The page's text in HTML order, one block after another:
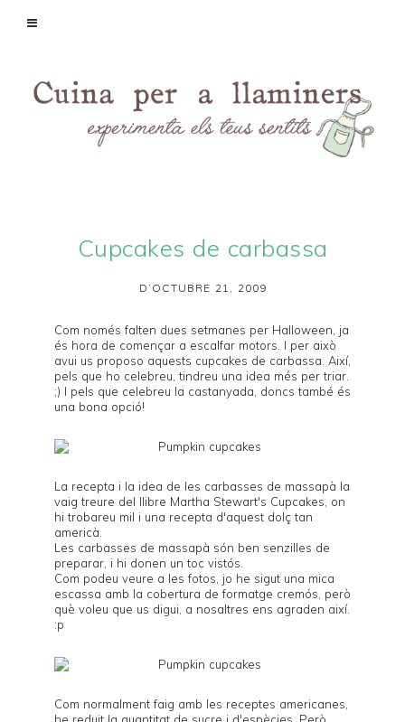
Cupcakes de carbassa
D’OCTUBRE 21, 2009
Com només falten dues setmanes per Halloween , ja
és hora de començar a escalfar motors. I per això
avui us proposo aquests cupcakes de carbassa. Així,
pels que ho celebreu, tindreu una idea més per triar.
;) I pels que celebreu la castanyada, doncs també és
una bona opció!
La recepta i la idea de les carbasses de massapà la
vaig treure del llibre Martha Stewart's Cupcakes , on
hi trobareu mil i una recepta d'aquest dolç tan
americà.
Les carbasses de massapà són ben senzilles de
preparar, i hi donen un toc vistós.
Com podeu veure a les fotos, jo he sigut una mica
escassa amb la cobertura de formatge cremós, però
què voleu que us digui, a nosaltres ens agraden així.
:p
Com normalment faig amb les receptes americanes,
he reduit la quantitat de sucre i d'espècies. Però